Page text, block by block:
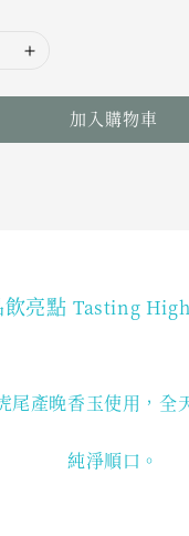
加入購物車
飲亮點Tasting
尾產晚香玉使用， 全
純淨順口。